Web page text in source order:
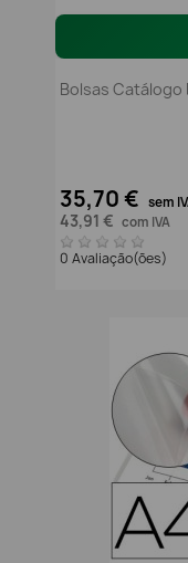
Bolsas Catálogo
35,70 € sem
43,91 € com IVA
0 Avaliação(ões)